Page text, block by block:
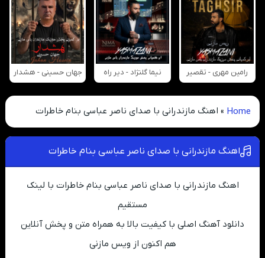
رامین مهری - تقصیر نیما گلنژاد - دیر راه جهان حسینی - هشدار
Home
» اهنگ مازندرانی با صدای ناصر عباسی بنام خاطرات
اهنگ مازندرانی با صدای ناصر عباسی بنام خاطرات
اهنگ مازندرانی با صدای ناصر عباسی بنام خاطرات با لینک
مستقیم
دانلود آهنگ اصلی با کیفیت بالا به همراه متن و پخش آنلاین
هم اکنون از ویس مازنی